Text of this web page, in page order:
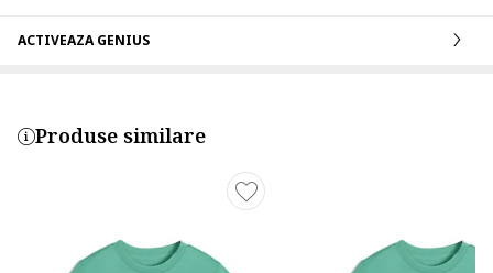
ACTIVEAZA GENIUS
Produse similare